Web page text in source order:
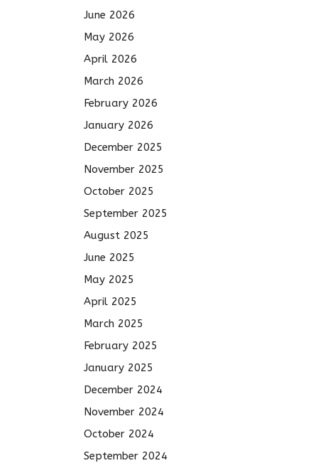
June 2026
May 2026
April 2026
March 2026
February 2026
January 2026
December 2025
November 2025
October 2025
September 2025
August 2025
June 2025
May 2025
April 2025
March 2025
February 2025
January 2025
December 2024
November 2024
October 2024
September 2024